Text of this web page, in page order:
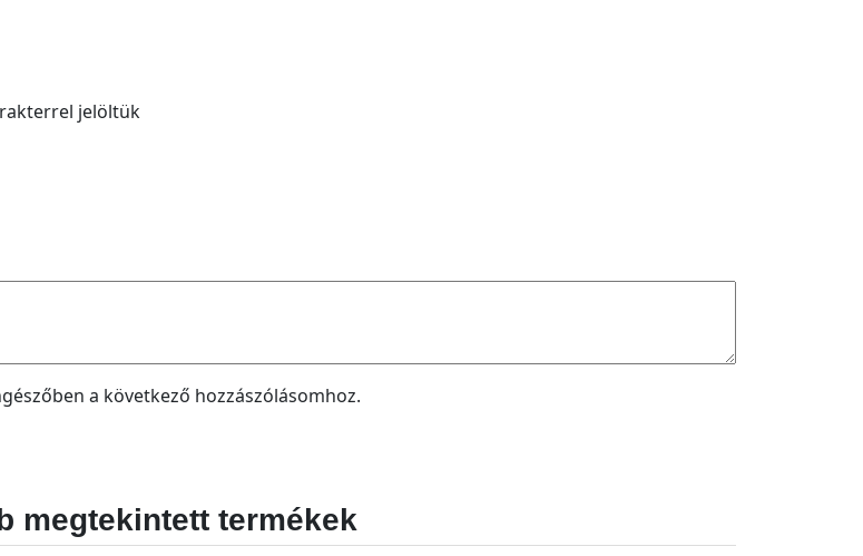
jelöltük
a következő hozzászólásomhoz.
megtekintett termékek